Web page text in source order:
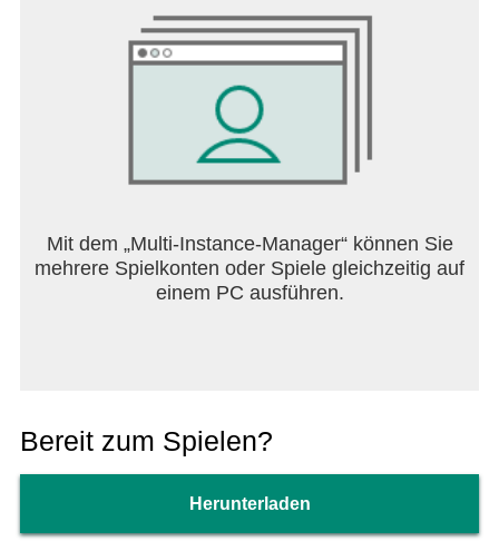
Mit dem „Multi-Instance-Manager“ können Sie
mehrere Spielkonten oder Spiele gleichzeitig auf
einem PC ausführen.
Bereit zum Spielen?
Herunterladen